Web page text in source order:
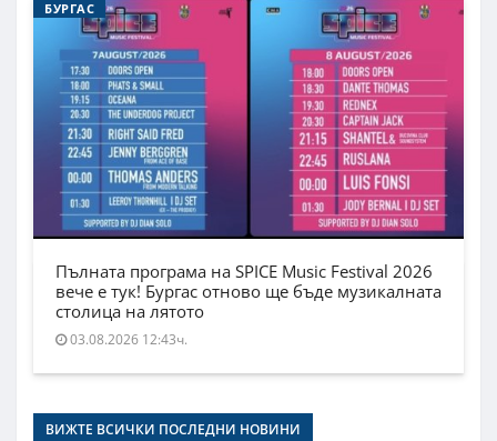
БУРГАС
Пълната програма на SPICE Music Festival 2026
вече е тук! Бургас отново ще бъде музикалната
столица на лятото
03.08.2026 12:43ч.
ВИЖТЕ ВСИЧКИ ПОСЛЕДНИ НОВИНИ